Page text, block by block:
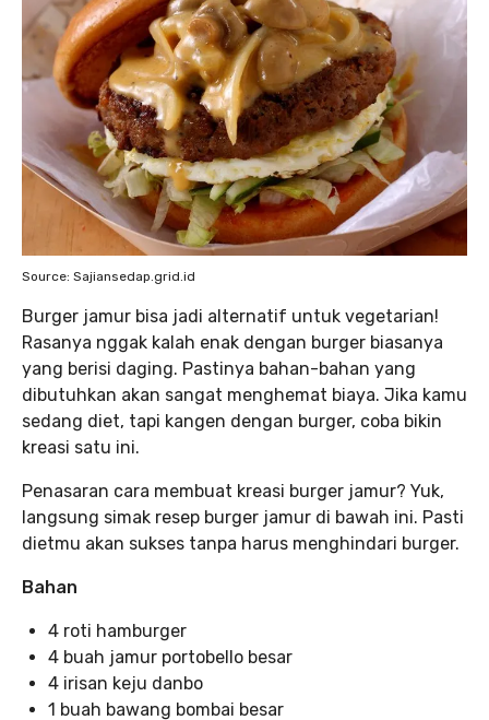
Source: Sajiansedap.grid.id
Burger jamur bisa jadi alternatif untuk vegetarian!
Rasanya nggak kalah enak dengan burger biasanya
yang berisi daging. Pastinya bahan-bahan yang
dibutuhkan akan sangat menghemat biaya. Jika kamu
sedang diet, tapi kangen dengan burger, coba bikin
kreasi satu ini.
Penasaran cara membuat kreasi burger jamur? Yuk,
langsung simak resep burger jamur di bawah ini. Pasti
dietmu akan sukses tanpa harus menghindari burger.
Bahan
4 roti hamburger
4 buah jamur portobello besar
4 irisan keju danbo
1 buah bawang bombai besar